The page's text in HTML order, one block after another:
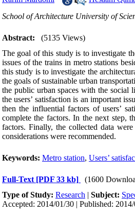
School of Architecture University of
Abstract:
(5135 Views)
The goal of this study is to investigate
issues of the trains in metro stations
this study is to investigate the
the goals of sustainable urban
the public urban spaces with the social
the users’ satisfaction is an important
then the influential factors of users’
complete the factors. In the next step,
factors. Finally, the collected data
considerations were recommended.
Keywords: Metro station, Users’
Full-Text [PDF 33 kb]
(1600
Type of Study: Research | Subject:
Accepted: 2014/01/30 | Published: